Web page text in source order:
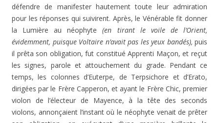
défendre de manifester hau­tement toute leur admiration
pour les réponses qui suivirent. Après, le Vénérable fit donner
la Lumière au néophyte(en tirant le voile de l’Orient,
évidemment, puisque Voltaire n’avait pas les yeux bandés), puis
il prêta son obligation, fut constitué Apprenti Maçon, et reçut
les signes, parole et attou­chement du grade. Pendant ce
temps, les colonnes d’Euterpe, de Terpsichore et d’Erato,
dirigées par le Frère Capperon, et ayant le Frère Chic, premier
violon de l’électeur de Mayence, à la tête des seconds
violons, annonçaient l’ins­tant où le néophyte venait de prêter